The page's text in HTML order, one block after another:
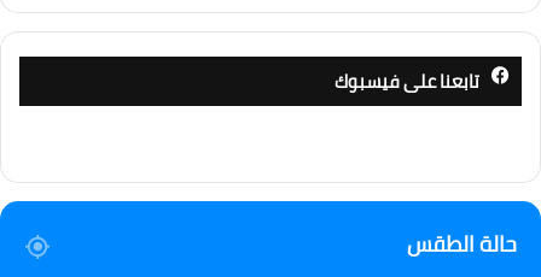
تابعنا على فيسبوك
حالة الطقس